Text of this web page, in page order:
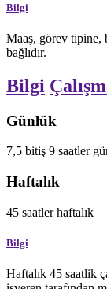
Bilgi
Maaş, görev tipine,
bağlıdır.
Bilgi
Günlük
7,5 bitiş 9 saatler
Haftalık
45 saatlerhaftalık
Bilgi
Haftalık 45 saatlik